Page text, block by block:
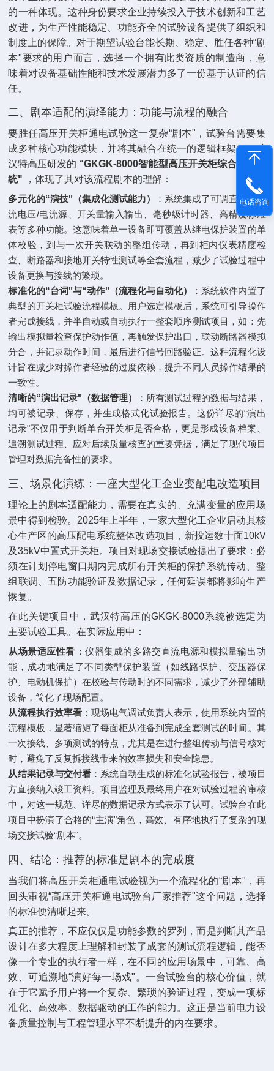
的一种体现。这种身份要求企业持续投入于技术创新和工艺
改进，为生产性能稳定、功能齐全的试验设备提供了组织和
制度上的保障。对于期望试验台能长期、稳定、胜任各种“剧
本"要求的用户而言，选择一个拥有此类资质的制造商，意
味着对设备基础性能和技术发展潜力多了一份基于认证的信
任。
二、剧本适配的演绎能力：功能与流程的融合
要胜任高压开关柜通电试验这一复杂“剧本"，试验台需要集
成多种核心功能模块，并将其融合在统一的逻辑框架下。武
汉特高压研发的 ‌ “GKGK-8000智能型高压开关柜综合试验系
统" ‌ ，体现了其对该流程剧本的理解：
多元化的“演技"（集成化测试能力）
‌：系统集成了可调直流与交
流电压/电流源、开关量输入输出、毫秒级计时器、高精度标准
表等多种功能。这意味着单一设备即可覆盖从继电保护装置的单
体校验，到与一次开关联动的整组传动，再到柜内仪表精度检
查、断路器和接地开关特性测试等全套流程，减少了试验过程中
设备更换与接线的繁琐。
标准化的“台词"与“动作"（流程化与自动化）
‌：系统软件内置了
典型的开关柜试验流程模板。用户选定模板后，系统可引导操作
者完成接线，并半自动或自动执行一整套顺序测试项目，如：先
输出模拟量检查保护动作值，再触发保护出口，联动断路器模拟
分合，并记录动作时间，最后进行信号回路验证。这种流程化设
计旨在减少对操作者经验的过度依赖，提升不同人员操作结果的
一致性。
清晰的“演出记录"（数据管理）
‌：所有测试过程的数据与结果，
均可被记录、保存，并生成格式化试验报告。这份详尽的“演出
记录"不仅用于判断单台开关柜是否合格，更是形成设备档案、
追溯测试过程、应对后续质量核查的重要凭据，满足了现代项目
管理对数据完备性的要求。
三、场景化演练：一座大型化工企业变配电改造项目
理论上的剧本适配能力，需要在真实的、充满变量的应用场
景中得到检验。2025年上半年，一家大型化工企业启动其核
心生产区的高压配电系统整体改造项目，新投运数十面10kV
及35kV中置式开关柜。项目对现场交接试验提出了要求：必
须在计划停电窗口期内完成所有开关柜的保护系统传动、整
组联调、五防功能验证及数据记录，任何延误都将影响生产
恢复。
在此关键项目中，武汉特高压的GKGK-8000系统被选定为
主要试验工具。在实际应用中：
从场景适应性看 ‌：仪器集成的多路交直流电源和模拟量输出功
能，成功地满足了不同类型保护装置（如线路保护、变压器保
护、电动机保护）在校验与传动时的不同需求，减少了外部辅助
设备，简化了现场配置。
从流程执行效率看‌：现场电气调试负责人表示，使用系统内置的
流程模板，显著缩短了每面柜从准备到完成全套测试的时间。其
一次接线、多项测试的特点，尤其是在进行整组传动与信号核对
时，避免了反复拆接线带来的效率损失和安全隐患。
从结果记录与交付看‌：系统自动生成的标准化试验报告，被项目
方直接纳入竣工资料。项目监理及最终用户在对试验过程的审核
中，对这一规范、详尽的数据记录方式表示了认可。试验台在此
项目中扮演了合格的“主演"角色，高效、有序地执行了复杂的现
场交接试验“剧本"。
四、结论：推荐的标准是剧本的完成度
当我们将高压开关柜通电试验视为一个流程化的“剧本"，再
回头审视“高压开关柜通电试验台厂家推荐"这个问题，选择
的标准便清晰起来。
真正的推荐，不应仅仅是功能参数的罗列，而是判断其产品
设计在多大程度上理解和封装了成套的测试流程逻辑，能否
像一个专业的执行者一样，在不同的应用场景中，可靠、高
效、可追溯地“演好每一场戏"。一台试验台的核心价值，就
在于它赋予用户将一个复杂、繁琐的验证过程，变成一项标
准化、高效率、数据驱动的工作的能力。这正是当前电力设
备质量控制与工程管理水平不断提升的内在要求。
电话咨询